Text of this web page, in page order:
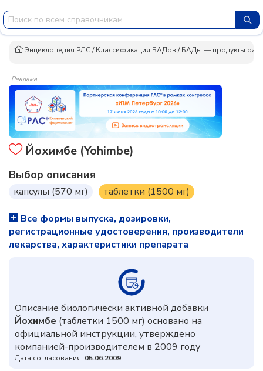
Энциклопедия РЛС/Классификация БАДов /БАДы — продукты
Реклама
Йохимбе (Yohimbe)
Выбор описания
капсулы (570 мг) таблетки (1500 мг)
Все формы выпуска, дозировки,
регистрационные удостоверения, производители
лекарства, характеристики препарата
Описание биологически активной добавки
Йохимбе (таблетки 1500 мг) основано на
официальной инструкции, утверждено
компанией-производителем в 2009 году
Дата согласования: 05.06.2009